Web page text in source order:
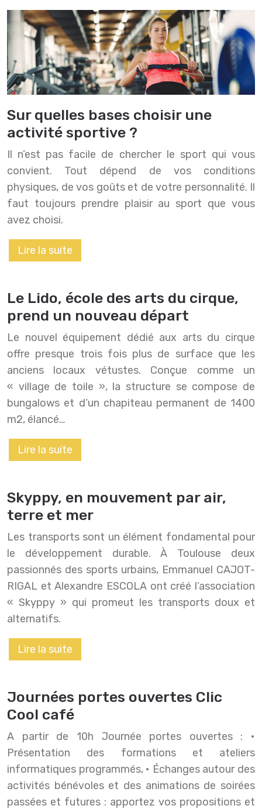
Sur quelles bases choisir une
activité sportive ?
Il n’est pas facile de chercher le sport qui vous
convient. Tout dépend de vos conditions
physiques, de vos goûts et de votre personnalité. Il
faut toujours prendre plaisir au sport que vous
avez choisi.
Lire la suite
Le Lido, école des arts du cirque,
prend un nouveau départ
Le nouvel équipement dédié aux arts du cirque
offre presque trois fois plus de surface que les
anciens locaux vétustes. Conçue comme un
« village de toile », la structure se compose de
bungalows et d’un chapiteau permanent de 1400
m2, élancé…
Lire la suite
Skyppy, en mouvement par air,
terre et mer
Les transports sont un élément fondamental pour
le développement durable. À Toulouse deux
passionnés des sports urbains, Emmanuel CAJOT-
RIGAL et Alexandre ESCOLA ont créé l’association
« Skyppy » qui promeut les transports doux et
alternatifs.
Lire la suite
Journées portes ouvertes Clic
Cool café
A partir de 10h Journée portes ouvertes : •
Présentation des formations et ateliers
informatiques programmés, • Échanges autour des
activités bénévoles et des animations de soirées
passées et futures : apportez vos propositions et